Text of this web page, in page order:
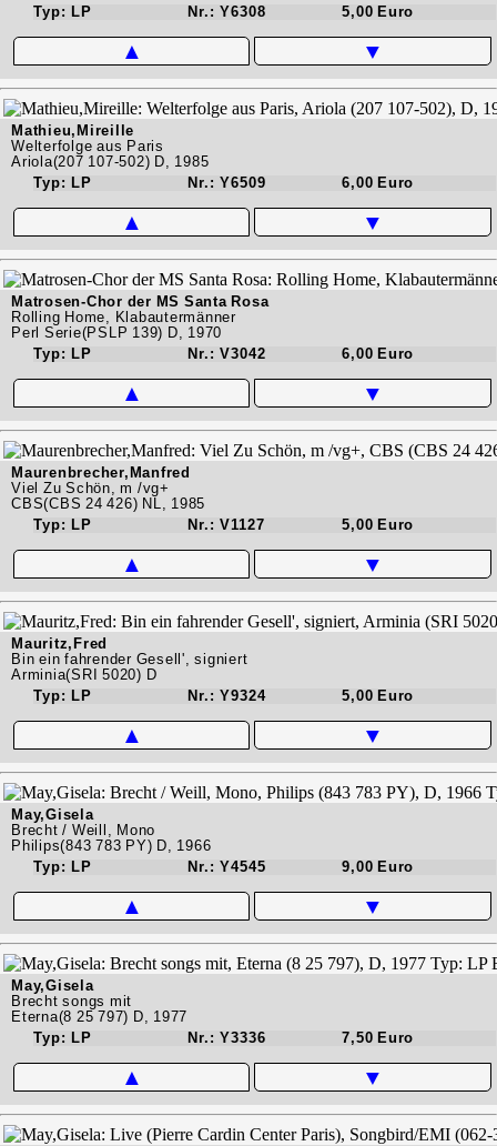
Typ: LP
Nr.: Y6308 5,00 Euro
▲ ▼
Mathieu,Mireille
Welterfolge aus Paris
Ariola(207 107-502) D, 1985
Typ: LP
Nr.: Y6509 6,00 Euro
▲ ▼
Matrosen-Chor der MS Santa Rosa
Rolling Home, Klabautermänner
Perl Serie(PSLP 139) D, 1970
Typ: LP
Nr.: V3042 6,00 Euro
▲ ▼
Maurenbrecher,Manfred
Viel Zu Schön, m /vg+
CBS(CBS 24 426) NL, 1985
Typ: LP
Nr.: V1127 5,00 Euro
▲ ▼
Mauritz,Fred
Bin ein fahrender Gesell', signiert
Arminia(SRI 5020) D
Typ: LP
Nr.: Y9324 5,00 Euro
▲ ▼
May,Gisela
Brecht / Weill, Mono
Philips(843 783 PY) D, 1966
Typ: LP
Nr.: Y4545 9,00 Euro
▲ ▼
May,Gisela
Brecht songs mit
Eterna(8 25 797) D, 1977
Typ: LP
Nr.: Y3336 7,50 Euro
▲ ▼